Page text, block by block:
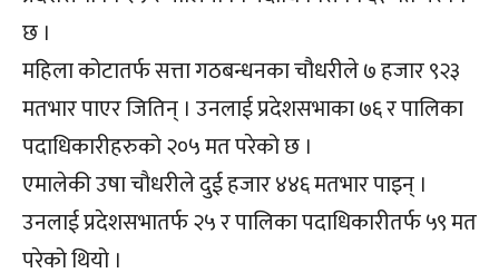
छ ।
महिला कोटातर्फ सत्ता गठबन्धनका चौधरीले ७ हजार ९२३
मतभार पाएर जितिन् । उनलाई प्रदेशसभाका ७६ र पालिका
पदाधिकारीहरुको २०५ मत परेको छ ।
एमालेकी उषा चौधरीले दुई हजार ४४६ मतभार पाइन् ।
उनलाई प्रदेशसभातर्फ २५ र पालिका पदाधिकारीतर्फ ५९ मत
परेको थियो ।